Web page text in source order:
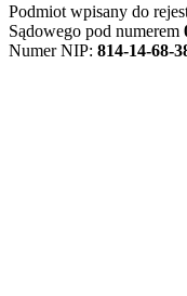
Podmiot wpisany do
Sądowego pod numerem
Numer NIP: 814-14-68-